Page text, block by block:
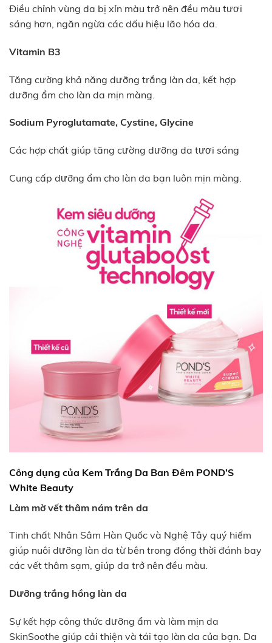
Điều chỉnh vùng da bị xỉn màu trở nên đều màu tươi
sáng hơn, ngăn ngừa các dấu hiệu lão hóa da.
Vitamin B3
Tăng cường khả năng dưỡng trắng làn da, kết hợp
dưỡng ẩm cho làn da mịn màng.
Sodium Pyroglutamate, Cystine, Glycine
Các hợp chất giúp tăng cường dưỡng da tươi sáng
Cung cấp dưỡng ẩm cho làn da bạn luôn mịn màng.
Công dụng của Kem Trắng Da Ban Đêm POND’S
White Beauty
Làm mờ vết thâm nám trên da
Tinh chất Nhân Sâm Hàn Quốc và Nghệ Tây quý hiếm
giúp nuôi dưỡng làn da từ bên trong đồng thời đánh bay
các vết thâm sạm, giúp da trở nên đều màu.
Dưỡng trắng hồng làn da
Sự kết hợp công thức dưỡng ẩm và làm mịn da
SkinSoothe giúp cải thiện và tái tạo làn da của bạn. Da